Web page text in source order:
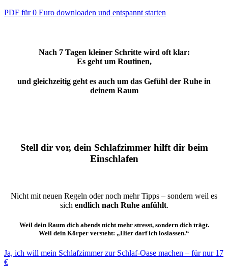
PDF für 0 Euro downloaden und entspannt starten
Nach 7 Tagen kleiner Schritte wird oft klar:
Es gehtum Routinen,
und gleichzeitig geht es auch um das Gefühl der Ruhe in
deinem Raum
Stell dir vor, dein Schlafzimmer hilft dir beim
Einschlafen
Nicht mit neuen Regeln oder noch mehr Tipps – sondern weil es
sich endlich nach Ruhe anfühlt.
Weil dein Raum dich abends nicht mehr stresst, sondern dich trägt.
Weil dein Körper versteht: „Hier darf ich loslassen.“
Ja, ich will mein Schlafzimmer zur Schlaf-Oase machen – für nur 17
€